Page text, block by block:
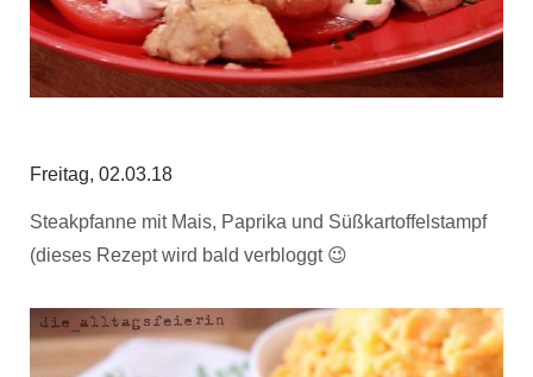
Freitag, 02.03.18
Steakpfanne mit Mais, Paprika und Süßkartoffelstampf
(dieses Rezept wird bald verbloggt 😉